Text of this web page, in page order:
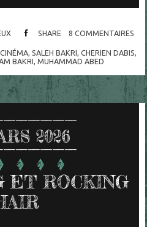
SHARE 8 COMMENTAIRES
CINÉMA,SALEH BAKRI,CHERIEN DABIS,
BAKRI,MUHAMMAD ABED
2026
ET ROCKING